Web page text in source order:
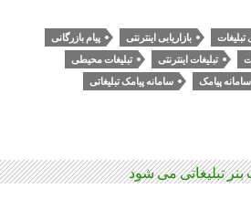
بازاریابی اینترنتی
پیام بازرگانی
تبلیغات اینترنتی
تبلیغات محیطی
سامانه پیامک
سامانه پیامک تبلیغاتی